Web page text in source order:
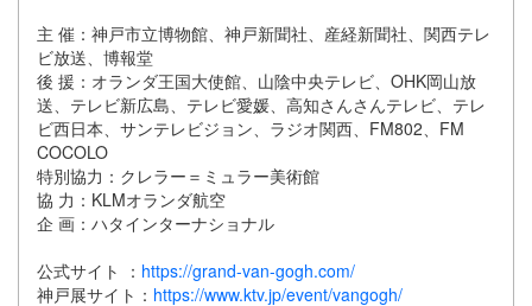
主 催：神戸市立博物館、神戸新聞社、産経新聞社、関西テレ
ビ放送、博報堂
後 援：オランダ王国大使館、山陰中央テレビ、OHK岡山放
送、テレビ新広島、テレビ愛媛、高知さんさんテレビ、テレ
ビ西日本、サンテレビジョン、ラジオ関西、FM802、FM
COCOLO
特別協力：クレラー＝ミュラー美術館
協 力：KLMオランダ航空
企 画：ハタインターナショナル
公式サイト ： https://grand-van-gogh.com/
神戸展サイト： https://www.ktv.jp/event/vangogh/